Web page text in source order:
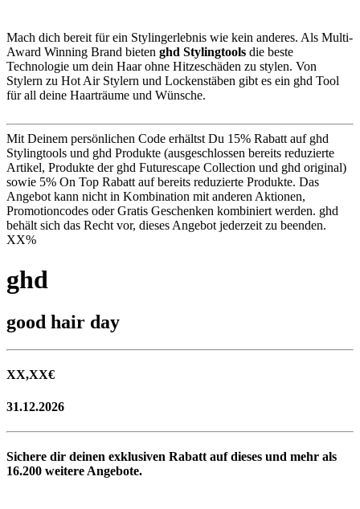
Mach dich bereit für ein Stylingerlebnis wie kein anderes. Als Multi-
Award Winning Brand bieten ghd Stylingtools die beste
Technologie um dein Haar ohne Hitzeschäden zu stylen. Von
Stylern zu Hot Air Stylern und Lockenstäben gibt es ein ghd Tool
für all deine Haarträume und Wünsche.
Mit Deinem persönlichen Code erhältst Du 15% Rabatt auf ghd
Stylingtools und ghd Produkte (ausgeschlossen bereits reduzierte
Artikel, Produkte der ghd Futurescape Collection und ghd original)
sowie 5% On Top Rabatt auf bereits reduzierte Produkte. Das
Angebot kann nicht in Kombination mit anderen Aktionen,
Promotioncodes oder Gratis Geschenken kombiniert werden. ghd
behält sich das Recht vor, dieses Angebot jederzeit zu beenden.
XX%
ghd
good hair day
XX,XX€
31.12.2026
Sichere dir deinen exklusiven Rabatt auf dieses und mehr als
16.200 weitere Angebote.